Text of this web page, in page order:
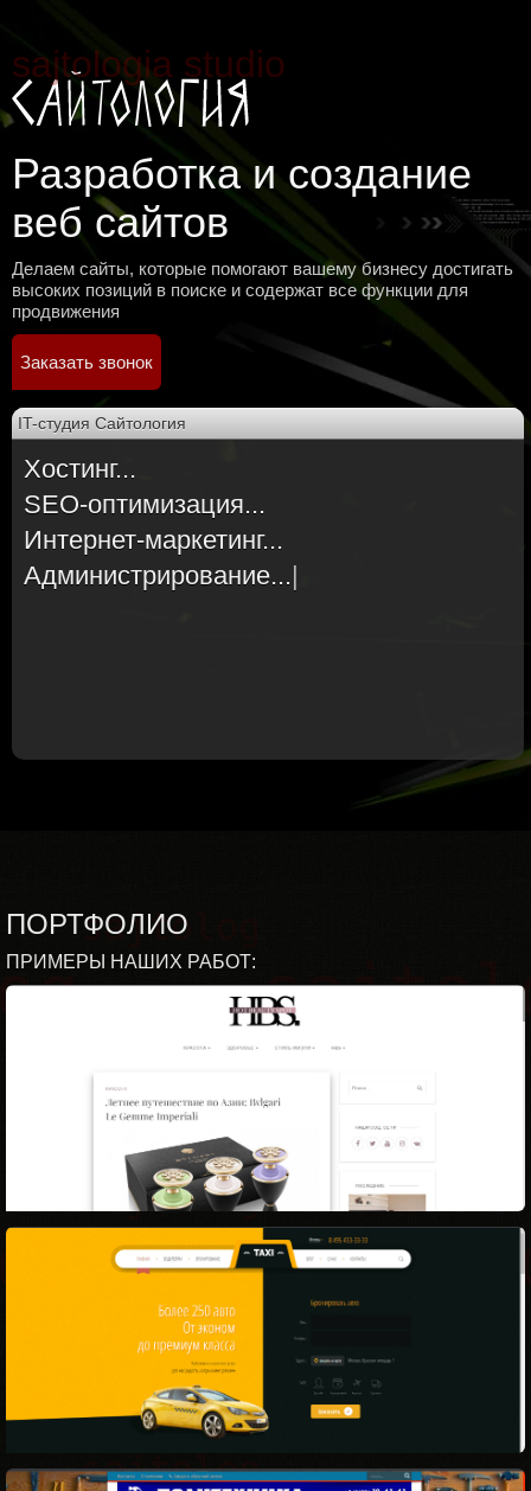
Разработка и создание
веб сайтов
Делаем сайты, которые помогают вашему бизнесу достигать
высоких позиций в поиске и содержат все функции для
продвижения
Заказать звонок
IT-студия Сайтология
Хостинг...
SEO-оптимизация...
Интернет-маркетинг|
ПОРТФОЛИО
ПРИМЕРЫ НАШИХ РАБОТ: